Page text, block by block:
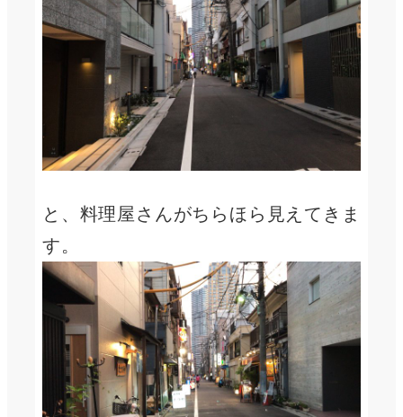
と、料理屋さんがちらほら見えてきま
す。